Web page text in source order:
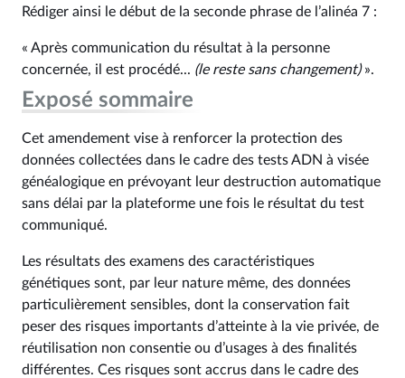
Rédiger ainsi le début de la seconde phrase de l’alinéa 7 :
« Après communication du résultat à la personne
concernée, il est procédé... (le reste sans changement)».
Exposé sommaire
Cet amendement vise à renforcer la protection des
données collectées dans le cadre des tests ADN à visée
généalogique en prévoyant leur destruction automatique
sans délai par la plateforme une fois le résultat du test
communiqué.
Les résultats des examens des caractéristiques
génétiques sont, par leur nature même, des données
particulièrement sensibles, dont la conservation fait
peser des risques importants d’atteinte à la vie privée, de
réutilisation non consentie ou d’usages à des finalités
différentes. Ces risques sont accrus dans le cadre des